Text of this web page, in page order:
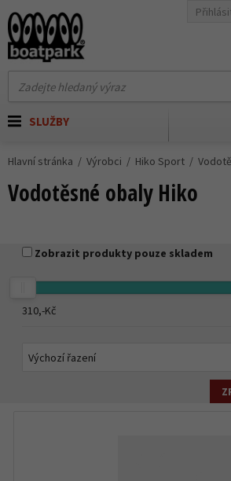
SLUŽBY
Hlavní stránka Výrobci Hiko Sport
Vodotěsné obaly Hiko
Zobrazit produkty pouze skladem
310,-Kč